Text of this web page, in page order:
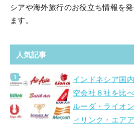
シアや海外旅行のお役立ち情報を
ます。
人気記事
インドネシア国
空会社８社を比
ルーダ・ライオ
ィリンク・エア